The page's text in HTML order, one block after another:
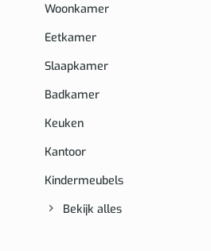
Woonkamer
Eetkamer
Slaapkamer
Badkamer
Keuken
Kantoor
Kindermeubels
Bekijk alles